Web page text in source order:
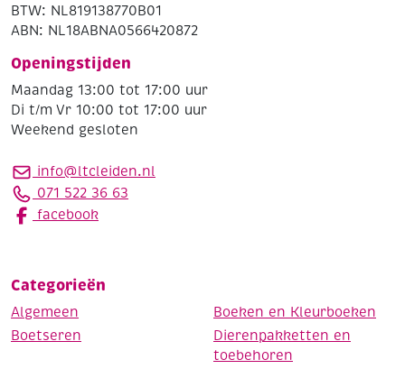
BTW: NL819138770B01
ABN: NL18ABNA0566420872
Openingstijden
Maandag 13:00 tot 17:00 uur
Di t/m Vr 10:00 tot 17:00 uur
Weekend gesloten
info@ltcleiden.nl
071 522 36 63
facebook
Categorieën
Algemeen
Boeken en Kleurboeken
Boetseren
Dierenpakketten en
toebehoren